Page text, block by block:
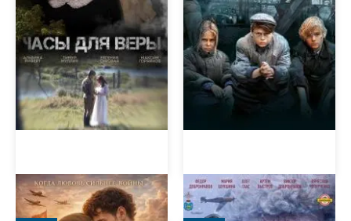
823-й километр Семь вёрст до рассвета